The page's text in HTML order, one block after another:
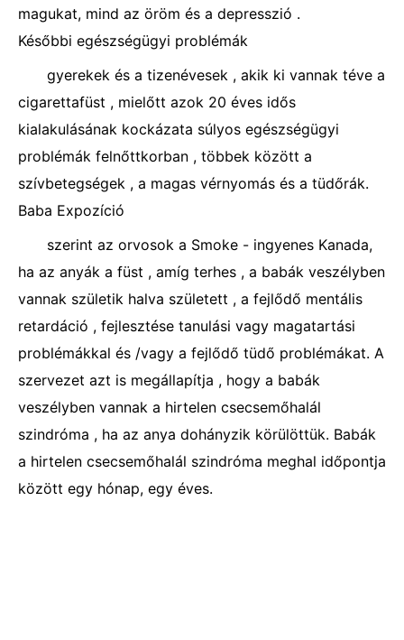
magukat, mind az öröm és a depresszió .
Későbbi egészségügyi problémák
gyerekek és a tizenévesek , akik ki vannak téve a
cigarettafüst , mielőtt azok 20 éves idős
kialakulásának kockázata súlyos egészségügyi
problémák felnőttkorban , többek között a
szívbetegségek , a magas vérnyomás és a tüdőrák.
Baba Expozíció
szerint az orvosok a Smoke - ingyenes Kanada,
ha az anyák a füst , amíg terhes , a babák veszélyben
vannak születik halva született , a fejlődő mentális
retardáció , fejlesztése tanulási vagy magatartási
problémákkal és /vagy a fejlődő tüdő problémákat. A
szervezet azt is megállapítja , hogy a babák
veszélyben vannak a hirtelen csecsemőhalál
szindróma , ha az anya dohányzik körülöttük. Babák
a hirtelen csecsemőhalál szindróma meghal időpontja
között egy hónap, egy éves.